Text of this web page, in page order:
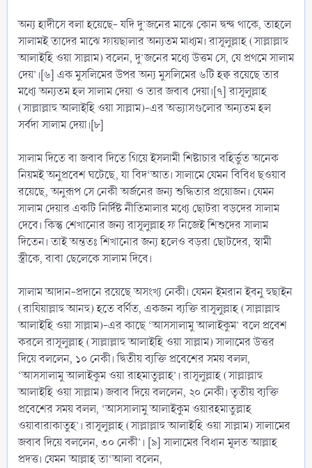
অন্য হাদীসে বলা হয়েছে- যদি দু’জনের মাঝে কোন দ্বন্দ্ব থাকে, তাহলে
সালামই তাদের মাঝে ফায়ছালার অন্যতম মাধ্যম। রাসূলুল্লাহ (সাল্লাল্লাহু
আলাইহি ওয়া সাল্লাম) বলেন, দু’জনের মধ্যে উত্তম সে, যে প্রথমে সালাম
দেয়’।[৬] এক মুসলিমের উপর অন্য মুসলিমের ৬টি হক্ব রয়েছে তার
মধ্যে অন্যতম হল সালাম দেয়া ও তার জবাব দেয়া।[৭] রাসূলুল্লাহ
(সাল্লাল্লাহু আলাইহি ওয়া সাল্লাম)-এর অভ্যাসগুলোর অন্যতম হল
সর্বদা সালাম দেয়া।[৮]
সালাম দিতে বা জবাব দিতে গিয়ে ইসলামী শিষ্টাচার বহির্ভুত অনেক
নিয়মই অনুপ্রবেশ ঘটেছে, যা বিদ‘আত। সালামে যেমন বিবিধ ছওয়াব
রয়েছে, অনুরূপ সে নেকী অর্জনের জন্য শুদ্ধিতার প্রয়োজন। যেমন
সালাম দেয়ার একটি নির্দিষ্ট নীতিমালার মধ্যে ছোটরা বড়দের সালাম
দেবে। কিন্তু শেখানোর জন্য রাসূলুল্লাহ ফ নিজেই শিশুদের সালাম
দিতেন। তাই অন্ততঃ শিখানোর জন্য হলেও বড়রা ছোটদের, স্বামী
স্ত্রীকে, বাবা ছেলেকে সালাম দিবে।
সালাম আদান-প্রদানে রয়েছে অসংখ্য নেকী। যেমন ইমরান ইবনু হুছাইন
(রাযিয়াল্লাহু আনহু) হতে বর্ণিত, একজন ব্যক্তি রাসূলুল্লাহ (সাল্লাল্লাহু
আলাইহি ওয়া সাল্লাম)-এর কাছে ‘আসসালামু আলাইকুম’ বলে প্রবেশ
করলে রাসূলুল্লাহ (সাল্লাল্লাহু আলাইহি ওয়া সাল্লাম) সালামের উত্তর
দিয়ে বললেন, ১০ নেকী। দ্বিতীয় ব্যক্তি প্রবেশের সময় বলল,
‘আসসালামু আলাইকুম ওয়া রাহমাতুল্লাহ’। রাসূলুল্লাহ (সাল্লাল্লাহু
আলাইহি ওয়া সাল্লাম) জবাব দিয়ে বললেন, ২০ নেকী। তৃতীয় ব্যক্তি
প্রবেশের সময় বলল, ‘আসসালামু আলাইকুম ওয়ারহমাতুল্লাহ
ওয়াবারাকাতুহ’। রাসূলুল্লাহ (সাল্লাল্লাহু আলাইহি ওয়া সাল্লাম) সালামের
জবাব দিয়ে বললেন, ৩০ নেকী’। [৯] সালামের বিধান মূলত আল্লাহ
প্রদত্ত। যেমন আল্লাহ তা‘আলা বলেন,